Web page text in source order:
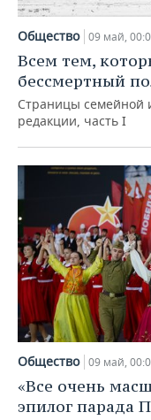
НЕФТЕХИМИЯ
НЕФТЬ
ОПК
ЭНЕРГЕТИКА
РОЗНИЧНАЯ
ТРАНСПОРТ
УСЛУГИ
НОВОСТИ
IT
МЕДИА
МЕРОПРИЯТИЯ
НОВОСТИ
ВЫЕЗДНАЯ
ONLINE-
ОТКРЫТАЯ
СПОРТ
НОВОСТИ СПОРТА
ХОККЕЙ
БАСКЕТБОЛ
ВОЛЕЙБОЛ
КИБЕРСПОРТ
ФИГУРНОЕ
ВОДНЫЕ ВИДЫ
ОБЩЕСТВО
ВЛАСТЬ
ИСТОРИЯ
КУЛЬТУРА
МЕДИЦИНА
СЮЖЕТЫ
СПРАВОЧНИК
СПИСОК ПЕРСОН
СПИСОК
ПОЛНАЯ ВЕРСИЯ
Общество 09 май,
Всем тем,
бессмертный
Страницы семейной
редакции, часть I
Общество 09 май,
«Все очень
эпилог парада